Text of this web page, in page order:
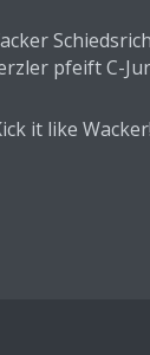
pfeift C-
it like